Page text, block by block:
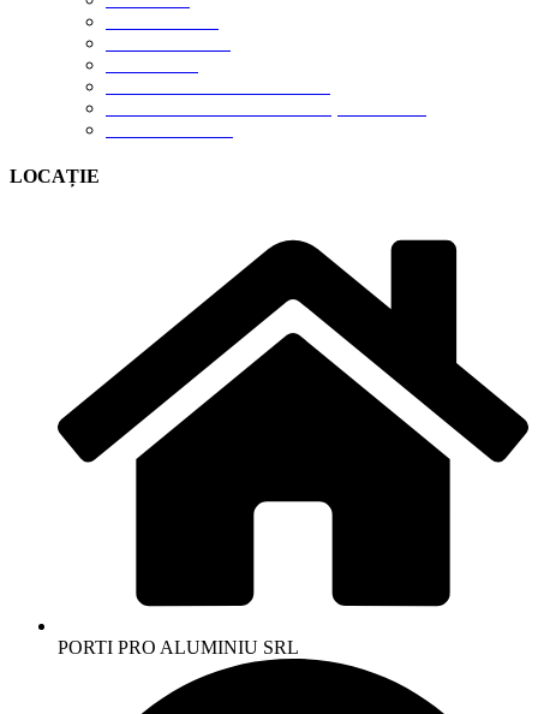
LOCAȚIE
PORTI PRO ALUMINIU SRL